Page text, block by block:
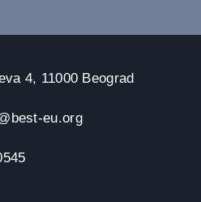
4, 11000 Beograd
eu.org